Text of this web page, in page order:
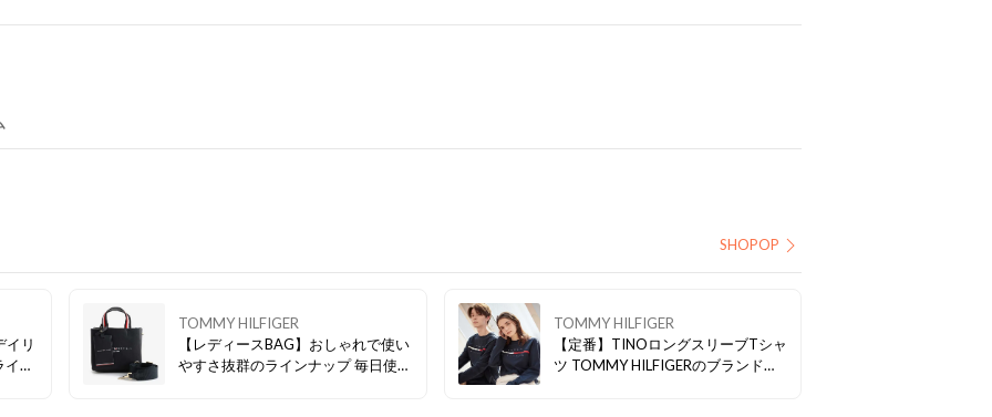
SHOPOP
イリ
ン
TOMMY HILFIGER
【レディースBAG】おしゃれで使い
やすさ抜群のラインナップ 毎日使う
TOMMY HILFIGER
【定番】TINOロングスリーブTシャ
ツ TOMMY HILFIGERのブランドを